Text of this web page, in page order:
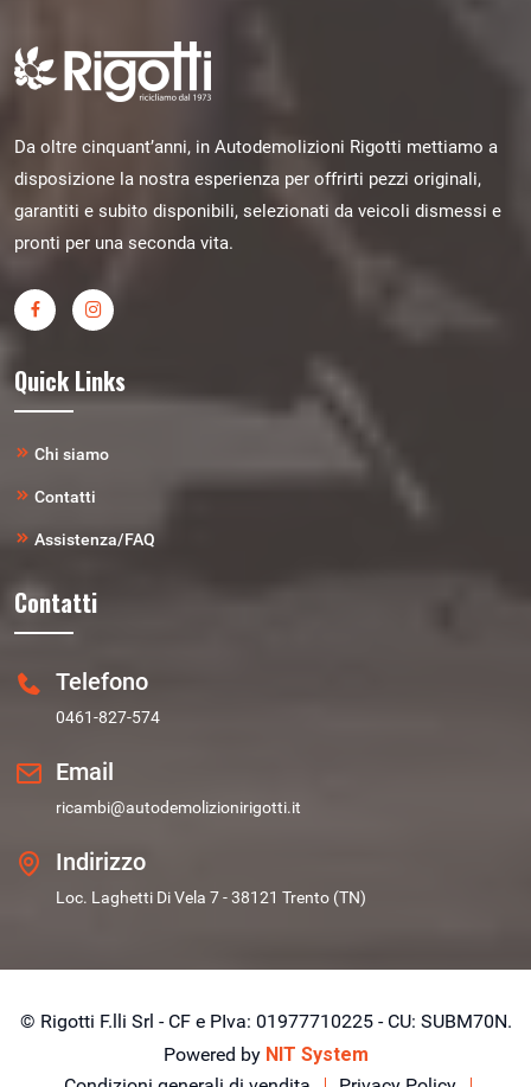
Da oltre cinquant’anni, in Autodemolizioni Rigotti mettiamo a
disposizione la nostra esperienza per offrirti pezzi originali,
garantiti e subito disponibili, selezionati da veicoli dismessi e
pronti per una seconda vita.
Quick Links
Chi siamo
Contatti
Assistenza/FAQ
Contatti
Telefono
0461-827-574
Email
ricambi@autodemolizionirigotti.it
Indirizzo
Loc. Laghetti Di Vela 7 - 38121 Trento (TN)
© Rigotti F.lli Srl - CF e PIva: 01977710225 - CU: SUBM70N.
Powered by NIT System